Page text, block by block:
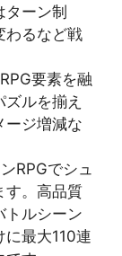
ターン制
わるなど戦
要素を融
ルを揃え
ージ増減な
RPGでシュ
す。高品質
トルシーン
に最大110連